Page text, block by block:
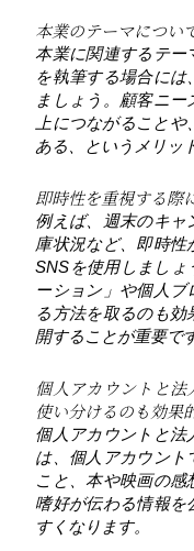
本業のテーマについ
本業に関連するテー
を執筆する場合には
ましょう。顧客ニ
上につながること
ある、というメリッ
即時性を重視する際
例えば、週末のキャ
庫状況など、即時性
SNSを使用しましょ
ーション」や個人ブ
る方法を取るのも
開することが重要で
個人アカウントと
使い分けるのも効果
個人アカウントと法
は、個人アカウント
こと、本や映画の感
嗜好が伝わる情報を
すくなります。